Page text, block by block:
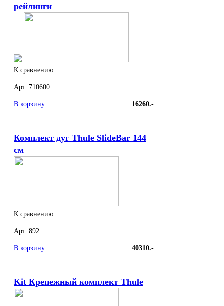
рейлинги
К сравнению
Арт. 710600
В корзину 16260.-
Комплект дуг Thule SlideBar 144
см
К сравнению
Арт. 892
В корзину 40310.-
Kit Крепежный комплект Thule